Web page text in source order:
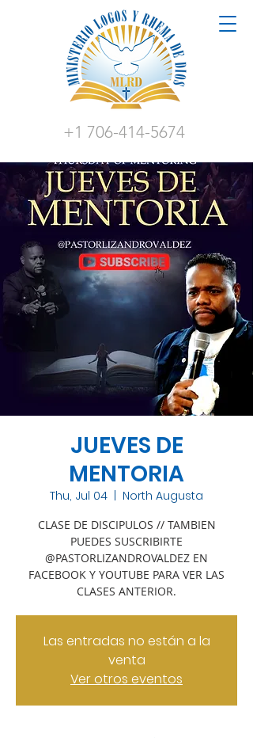
+1 706-414-5674
JUEVES DE
MENTORIA
Thu, Jul 04 North Augusta
CLASE DE DISCIPULOS // TAMBIEN
PUEDES SUSCRIBIRTE
@PASTORLIZANDROVALDEZ EN
FACEBOOK Y YOUTUBE PARA VER LAS
CLASES ANTERIOR.
Las entradas no están a la
venta
Ver otros eventos